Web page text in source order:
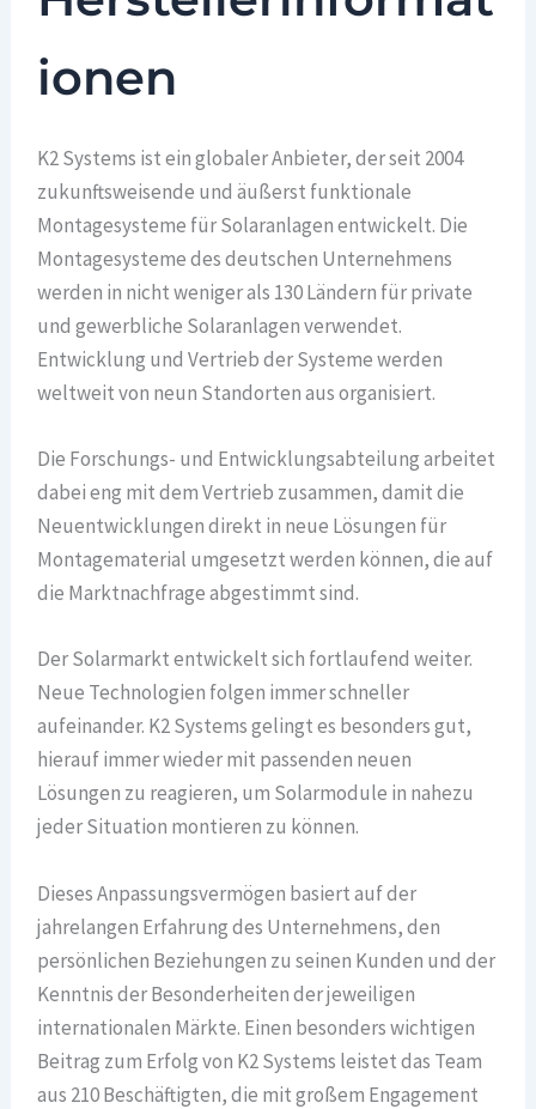
ionen
K2 Systems ist ein globaler Anbieter, der seit 2004
zukunftsweisende und äußerst funktionale
Montagesysteme für Solaranlagen entwickelt. Die
Montagesysteme des deutschen Unternehmens
werden in nicht weniger als 130 Ländern für private
und gewerbliche Solaranlagen verwendet.
Entwicklung und Vertrieb der Systeme werden
weltweit von neun Standorten aus organisiert.
Die Forschungs- und Entwicklungsabteilung arbeitet
dabei eng mit dem Vertrieb zusammen, damit die
Neuentwicklungen direkt in neue Lösungen für
Montagematerial umgesetzt werden können, die auf
die Marktnachfrage abgestimmt sind.
Der Solarmarkt entwickelt sich fortlaufend weiter.
Neue Technologien folgen immer schneller
aufeinander. K2 Systems gelingt es besonders gut,
hierauf immer wieder mit passenden neuen
Lösungen zu reagieren, um Solarmodule in nahezu
jeder Situation montieren zu können.
Dieses Anpassungsvermögen basiert auf der
jahrelangen Erfahrung des Unternehmens, den
persönlichen Beziehungen zu seinen Kunden und der
Kenntnis der Besonderheiten der jeweiligen
internationalen Märkte. Einen besonders wichtigen
Beitrag zum Erfolg von K2 Systems leistet das Team
aus 210 Beschäftigten, die mit großem Engagement